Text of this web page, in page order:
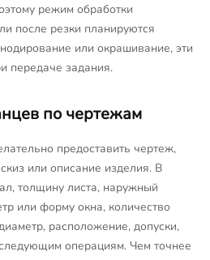
режим обработки
после резки планируются
или окрашивание, эти
передаче задания.
по чертежам
предоставить чертеж,
или описание изделия. В
толщину листа, наружный
или форму окна, количество
расположение, допуски,
операциям. Чем точнее